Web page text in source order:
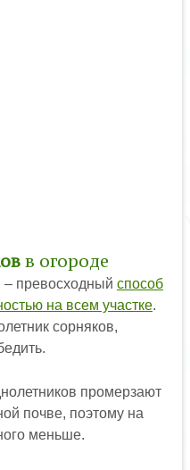
в огороде
– превосходный способ
на всем участке.
сорняков,
промерзают
почве, поэтому на
меньше.